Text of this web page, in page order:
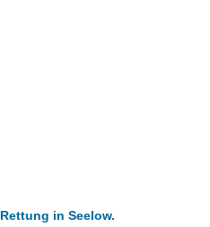
in Seelow.